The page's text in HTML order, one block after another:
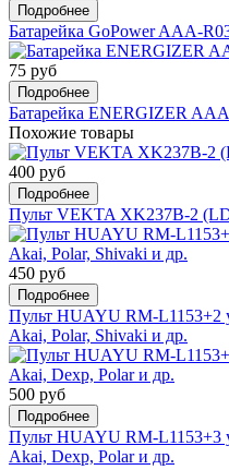
Подробнее
Батарейка GoPower AAA-
75 руб
Подробнее
Батарейка ENERGIZER
Похожие товары
400 руб
Подробнее
Пульт VEKTA XK237B-2
450 руб
Подробнее
Пульт HUAYU RM-L1153+2
Akai, Polar, Shivaki и др.
500 руб
Подробнее
Пульт HUAYU RM-L1153+3
Akai, Dexp, Polar и др.